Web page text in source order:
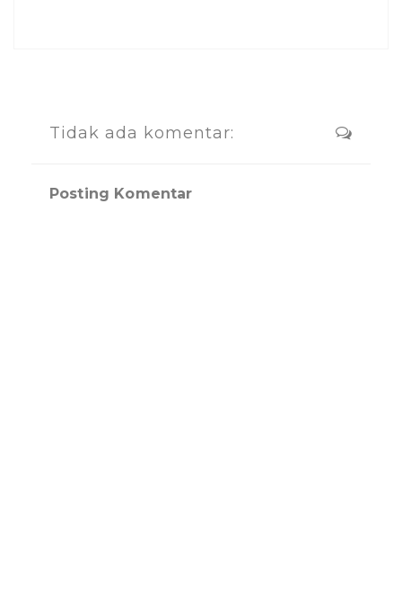
Tidak ada komentar:
Posting Komentar